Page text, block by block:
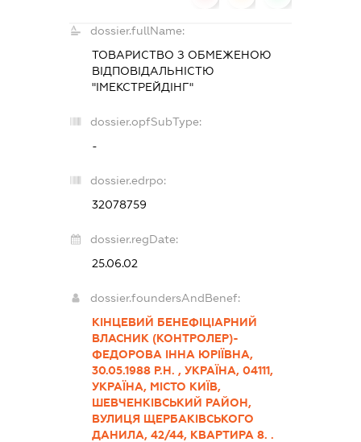
dossier.fullName:
ТОВАРИСТВО З ОБМЕЖЕНОЮ
ВІДПОВІДАЛЬНІСТЮ
"ІМЕКСТРЕЙДІНГ"
dossier.opfSubType:
-
dossier.edrpo:
32078759
dossier.regDate:
25.06.02
dossier.foundersAndBenef:
КІНЦЕВИЙ БЕНЕФІЦІАРНИЙ
ВЛАСНИК (КОНТРОЛЕР)-
ФЕДОРОВА ІННА ЮРІЇВНА,
30.05.1988 Р.Н. , УКРАЇНА, 04111,
УКРАЇНА, МІСТО КИЇВ,
ШЕВЧЕНКІВСЬКИЙ РАЙОН,
ВУЛИЦЯ ЩЕРБАКІВСЬКОГО
ДАНИЛА, 42/44, КВАРТИРА 8. .